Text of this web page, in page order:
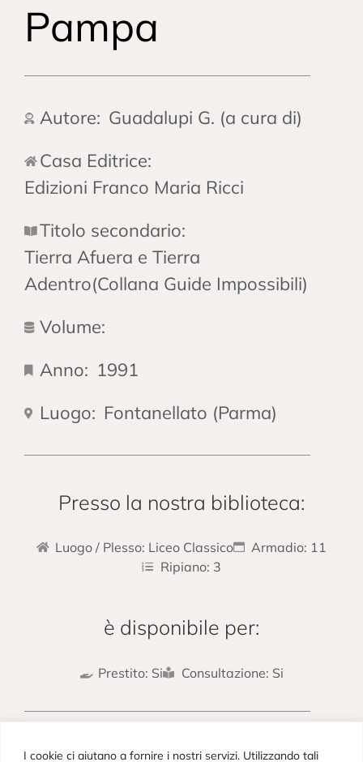
I cookie ci aiutano a fornire i nostri servizi. Utilizzando tali
Pampa
Autore: Guadalupi G. (a cura di)
Casa Editrice:
Edizioni Franco Maria Ricci
Titolo secondario:
Tierra Afuera e Tierra
Adentro(Collana Guide Impossibili)
Volume:
Anno: 1991
Luogo: Fontanellato (Parma)
Presso la nostra biblioteca:
Luogo / Plesso: Liceo Classico
Armadio: 11
Ripiano: 3
è disponibile per:
Prestito: Si Consultazione: Si